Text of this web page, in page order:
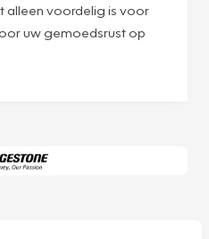
alleen voordelig is voor
uw gemoedsrust op